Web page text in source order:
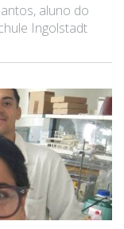
aluno do
Ingolstadt